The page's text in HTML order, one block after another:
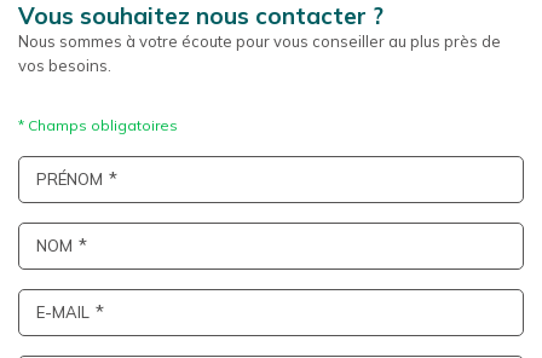
Vous souhaitez nous contacter ?
Nous sommes à votre écoute pour vous conseiller au plus près de
vos besoins.
PRÉNOM
NOM
E-MAIL